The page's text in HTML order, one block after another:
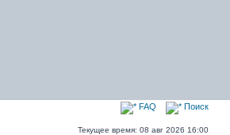
FAQ Поиск
Текущее время: 08 авг 2026 16:00